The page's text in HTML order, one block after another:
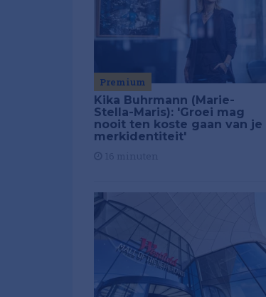
Premium
Kika Buhrmann (Marie-
Stella-Maris): 'Groei mag
nooit ten koste gaan van je
merkidentiteit'